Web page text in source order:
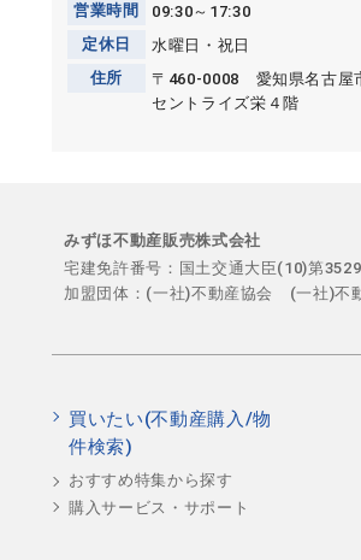
営業時間
09:30～17:30
定休日
水曜日・祝日
住所
〒460-0008 愛知県名古屋
セントライズ栄４階
みずほ不動産販売株式会社
宅建免許番号：国土交通大臣(10)第
加盟団体：(一社)不動産協会 (一社)不
買いたい(不動産購入/物
件検索)
おすすめ特集から探す
購入サービス・サポート